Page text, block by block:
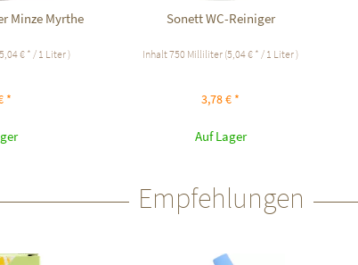
Minze Myrthe
€ * / 1 Liter )
*
Sonett WC-Reiniger
Inhalt750 Milliliter (5,04 € * / 1 Liter )
3,78 € *
Auf Lager
Empfehlungen